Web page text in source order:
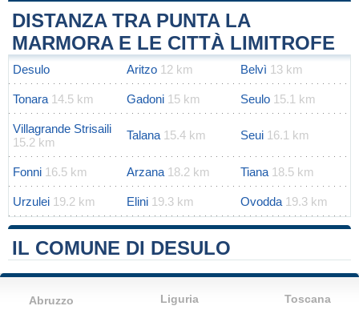
+
−
DISTANZA TRA PUNTA LA
MARMORA E LE CITTÀ LIMITROFE
Desulo Aritzo 12 km Belvì 13 km
Tonara 14.5 km Gadoni 15 km Seulo 15.1 km
Villagrande Strisaili
15.2 km
Talana 15.4 km Seui 16.1 km
Fonni 16.5 km Arzana 18.2 km Tiana 18.5 km
Urzulei 19.2 km Elini 19.3 km Ovodda 19.3 km
IL COMUNE DI DESULO
Abruzzo Liguria Toscana